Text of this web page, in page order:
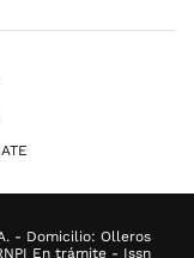
- Domicilio: Olleros
En trámite - Issn